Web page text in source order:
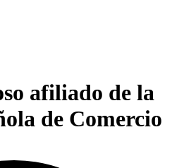
afiliado de la
de Comercio